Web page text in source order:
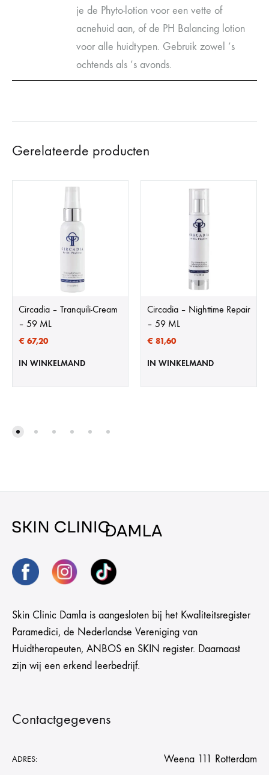
je de Phyto-lotion voor een vette of
acnehuid aan, of de PH Balancing lotion
voor alle huidtypen. Gebruik zowel ’s
ochtends als ’s avonds.
Gerelateerde producten
Circadia – Tranquili-Cream
– 59 ML
€ 67,20
IN WINKELMAND
Circadia – Nighttime Repair
– 59 ML
€ 81,60
IN WINKELMAND
Skin Clinic Damla is aangesloten bij het Kwaliteitsregister
Paramedici, de Nederlandse Vereniging van
Huidtherapeuten, ANBOS en SKIN register. Daarnaast
zijn wij een erkend leerbedrijf.
Contactgegevens
ADRES: Weena 111 Rotterdam